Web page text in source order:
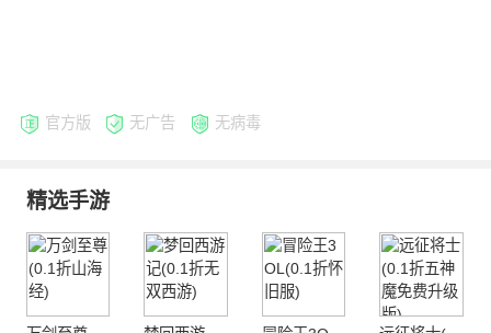
官方版 无广告 无病毒
精选手游